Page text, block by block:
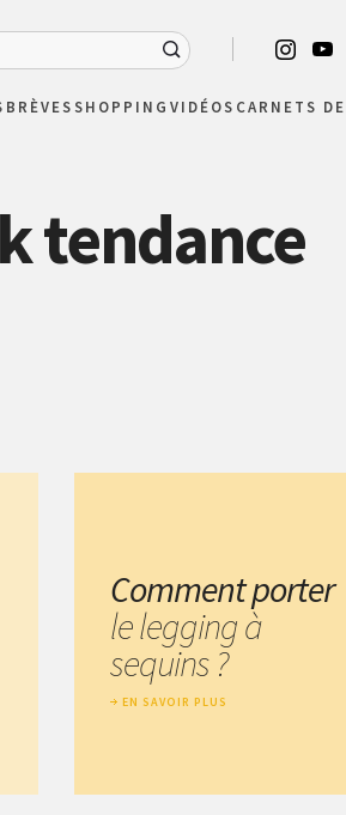
BRÈVESSHOPPING VIDÉOS CARNETS
tendance
Comment porter
le legging à
sequins ?
EN SAVOIR PLUS